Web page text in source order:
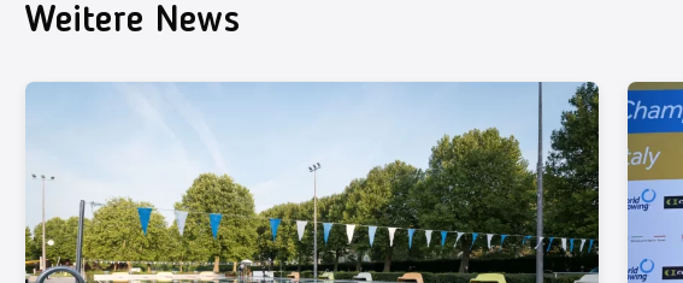
Weitere News